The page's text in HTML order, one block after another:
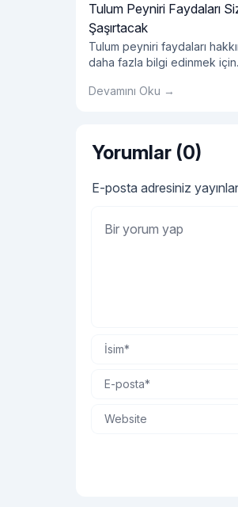
Tulum Peyniri Faydaları
Şaşırtacak
Tulum peyniri faydaları
daha fazla bilgi edinmek için
Devamını Oku →
Yorumlar (0)
E-posta adresiniz